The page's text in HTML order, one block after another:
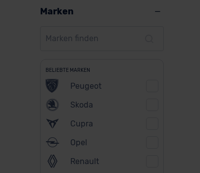
Marken
BELIEBTE MARKEN
Peugeot
Skoda
Cupra
Opel
Renault